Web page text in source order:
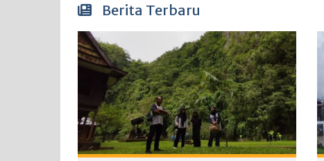
Berita Terbaru